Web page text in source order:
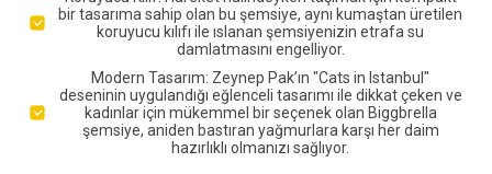
bir tasarıma sahip olan bu şemsiye, aynı kumaştan üretilen
koruyucu kılıfı ile ıslanan şemsiyenizin etrafa su
damlatmasını engelliyor.
Modern Tasarım: Zeynep Pak’ın "Cats in Istanbul"
deseninin uygulandığı eğlenceli tasarımı ile dikkat çeken ve
kadınlar için mükemmel bir seçenek olan Biggbrella
şemsiye, aniden bastıran yağmurlara karşı her daim
hazırlıklı olmanızı sağlıyor.